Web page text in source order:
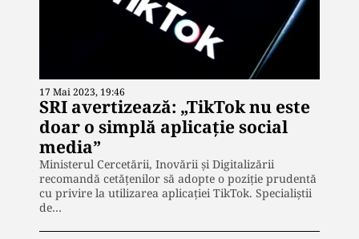
17 Mai 2023, 19:46
SRI avertizează: „TikTok nu este
doar o simplă aplicație social
media”
Ministerul Cercetării, Inovării şi Digitalizării
recomandă cetăţenilor să adopte o poziţie prudentă
cu privire la utilizarea aplicaţiei TikTok. Specialiştii
de…